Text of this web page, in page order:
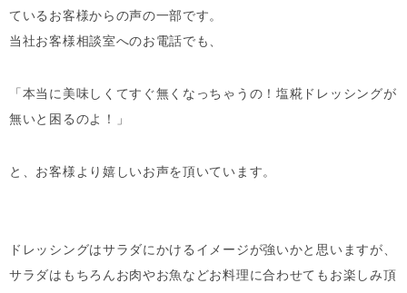
ているお客様からの声の一部です。
当社お客様相談室へのお電話でも、
「本当に美味しくてすぐ無くなっちゃうの！塩糀ドレッシングが
無いと困るのよ！」
と、お客様より嬉しいお声を頂いています。
ドレッシングはサラダにかけるイメージが強いかと思いますが、
サラダはもちろんお肉やお魚などお料理に合わせてもお楽しみ頂